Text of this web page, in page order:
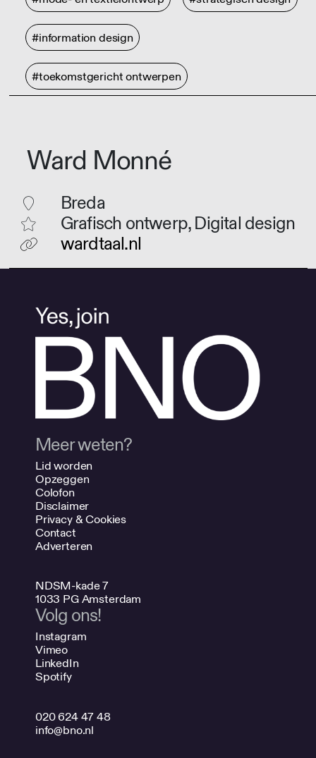
#information design
#toekomstgericht ontwerpen
Ward Monné
Breda
Grafisch ontwerp, Digital design
wardtaal.nl
Meer weten?
Lid worden
Opzeggen
Colofon
Disclaimer
Privacy & Cookies
Contact
Adverteren
NDSM-kade 7
1033 PG Amsterdam
Volg ons!
Instagram
Vimeo
LinkedIn
Spotify
020 624 47 48
info@bno.nl